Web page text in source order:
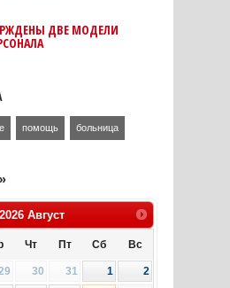
ДВЕ МОДЕЛИ
помощь больница
2026 Август
Чт Пт Сб Вс
30 31 1
2